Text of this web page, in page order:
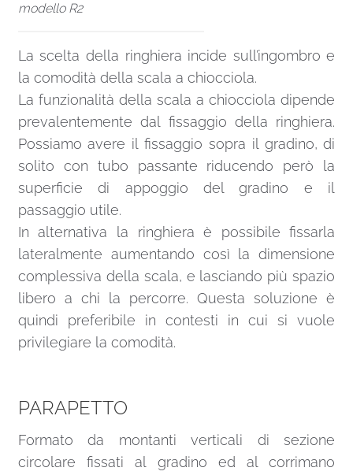
modello R2
La scelta della ringhiera incide sull’ingombro e
la comodità della scala a chiocciola.
La funzionalità della scala a chiocciola dipende
prevalentemente dal fissaggio della ringhiera.
Possiamo avere il fissaggio sopra il gradino, di
solito con tubo passante riducendo però la
superficie di appoggio del gradino e il
passaggio utile.
In alternativa la ringhiera è possibile fissarla
lateralmente aumentando così la dimensione
complessiva della scala, e lasciando più spazio
libero a chi la percorre. Questa soluzione è
quindi preferibile in contesti in cui si vuole
privilegiare la comodità.
PARAPETTO
Formato da montanti verticali di sezione
circolare fissati al gradino ed al corrimano